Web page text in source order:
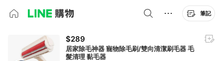
筆記
$289
居家除毛神器 寵物除毛刷/雙向清潔刷毛器 毛
髮清理 黏毛器